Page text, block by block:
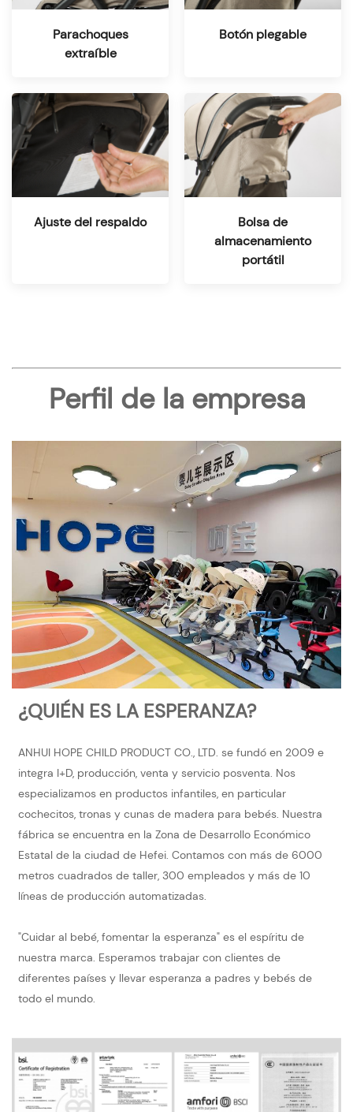
Parachoques
extraíble
Botón plegable
Ajuste del respaldo
Bolsa de
almacenamiento
portátil
Perfil de la empresa
¿QUIÉN ES LA ESPERANZA?
ANHUI HOPE CHILD PRODUCT CO., LTD. se fundó en 2009 e
integra I+D, producción, venta y servicio posventa. Nos
especializamos en productos infantiles, en particular
cochecitos, tronas y cunas de madera para bebés. Nuestra
fábrica se encuentra en la Zona de Desarrollo Económico
Estatal de la ciudad de Hefei. Contamos con más de 6000
metros cuadrados de taller, 300 empleados y más de 10
líneas de producción automatizadas.
"Cuidar al bebé, fomentar la esperanza" es el espíritu de
nuestra marca. Esperamos trabajar con clientes de
diferentes países y llevar esperanza a padres y bebés de
todo el mundo.